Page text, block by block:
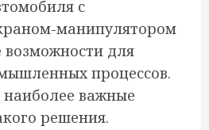
с
манипулятором
возможности для
процессов.
важные
решения.